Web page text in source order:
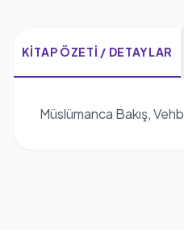
KITAP ÖZETI / DETAYLAR
Müslümanca Bakış,